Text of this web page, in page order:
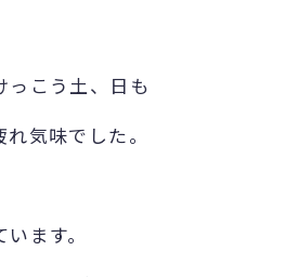
っこう土、日も
気味でした。
ます。